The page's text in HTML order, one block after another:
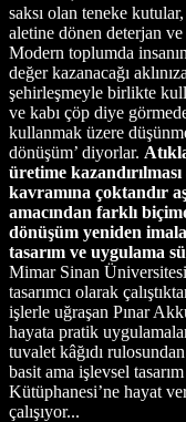
saksı olan teneke
aletine dönen deterjan
Modern toplumda
değer kazanacağı
şehirleşmeyle birlikte
ve kabı çöp diye
kullanmak üzere
dönüşüm’ diyorlar.
üretime
kavramına çoktandır
amacından farklı
dönüşüm yeniden
tasarım ve uygulama
Mimar Sinan
tasarımcı olarak
işlerle uğraşan Pınar
hayata pratik
tuvalet kâğıdı
basit ama işlevsel
Kütüphanesi’ne hayat
çalışıyor...